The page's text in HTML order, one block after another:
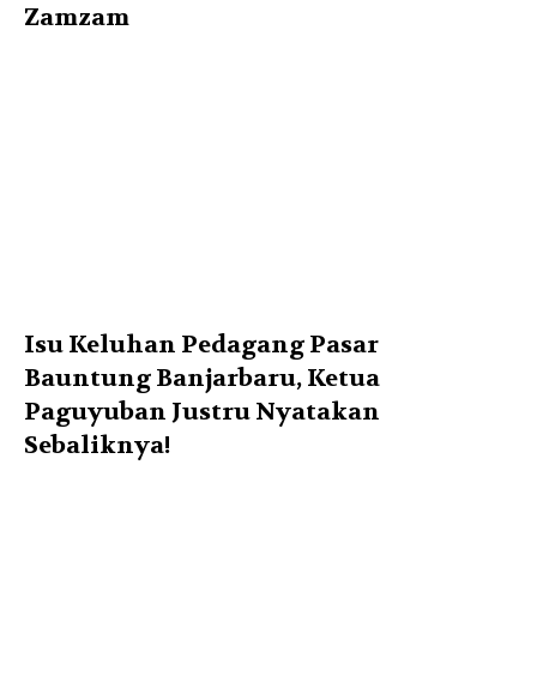
Zamzam
Isu Keluhan Pedagang Pasar
Bauntung Banjarbaru, Ketua
Paguyuban Justru Nyatakan
Sebaliknya!